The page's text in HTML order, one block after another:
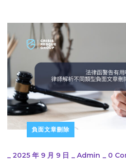
負面文章刪除
_ 2025 年 9 月 9 日 _ Admin _ 0